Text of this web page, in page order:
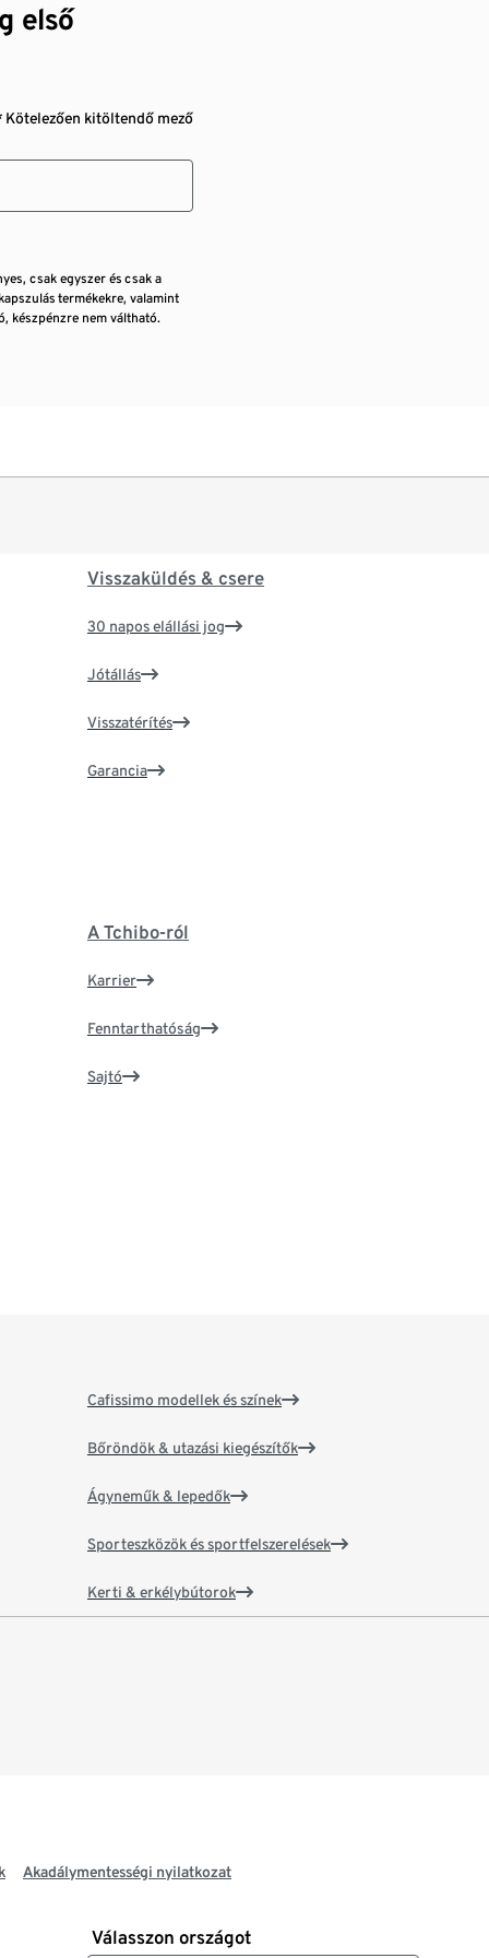
első
Kötelezően kitöltendő mező
csak egyszer és csak a
termékekre, valamint
készpénzre nem váltható.
Visszaküldés & csere
30 napos elállási jog
Jótállás
Visszatérítés
Garancia
A Tchibo-ról
Karrier
Fenntarthatóság
Sajtó
Cafissimo modellek és színek
Bőröndök & utazási kiegészítők
Ágyneműk & lepedők
Sporteszközök és sportfelszerelések
Kerti & erkélybútorok
Akadálymentességi nyilatkozat
Válasszon országot